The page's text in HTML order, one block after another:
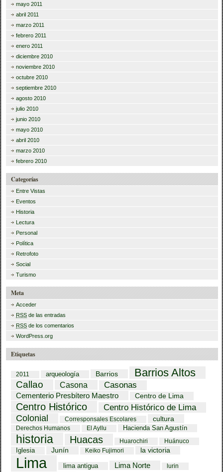
mayo 2011
abril 2011
marzo 2011
febrero 2011
enero 2011
diciembre 2010
noviembre 2010
octubre 2010
septiembre 2010
agosto 2010
julio 2010
junio 2010
mayo 2010
abril 2010
marzo 2010
febrero 2010
Categorías
Entre Vistas
Eventos
Historia
Lectura
Personal
Política
Retrofoto
Social
Turismo
Meta
Acceder
RSS de las entradas
RSS de los comentarios
WordPress.org
Etiquetas
2011 arqueología Barrios Barrios Altos
Callao Casona Casonas
Cementerio Presbítero Maestro Centro de Lima
Centro Histórico
Centro Histórico de Lima
Colonial
Corresponsales Escolares cultura
Derechos Humanos El Ayllu Hacienda San Agustín
historia Huacas Huarochiri Huánuco
Iglesia Junín Keiko Fujimori la victoria
Lima lima antigua Lima Norte lurin